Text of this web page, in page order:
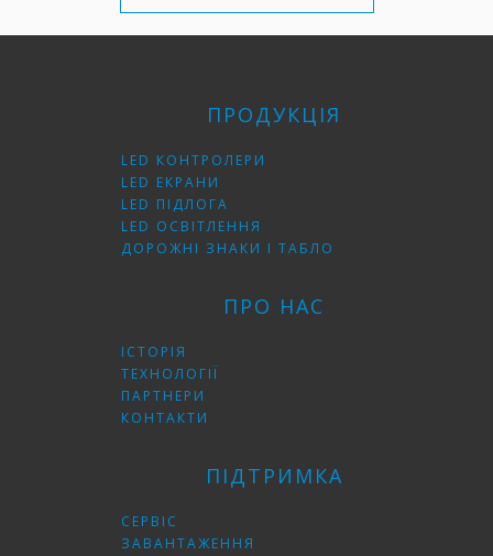
ПРОДУКЦІЯ
LED КОНТРОЛЕРИ
LED ЕКРАНИ
LED ПІДЛОГА
LED ОСВІТЛЕННЯ
ДОРОЖНІ ЗНАКИ І ТАБЛО
ПРО НАС
ІСТОРІЯ
ТЕХНОЛОГІЇ
ПАРТНЕРИ
КОНТАКТИ
ПІДТРИМКА
СЕРВІС
ЗАВАНТАЖЕННЯ